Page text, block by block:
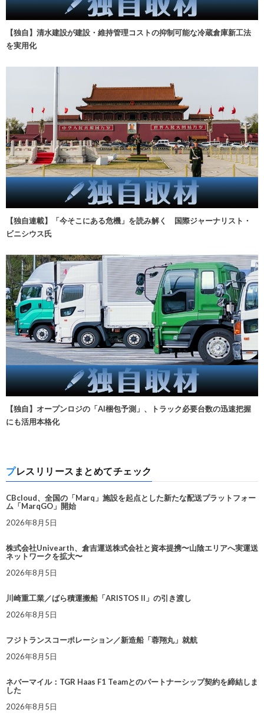
【独自】清水建設が建設・維持管理コストの抑制可能な冷蔵倉庫新工法
を実用化
【独自連載】「今そこにある危機」を読み解く 国際ジャーナリスト・
ビニシウス氏
【独自】オープンロジの「AI梱包予測」、トラック必要台数の迅速把握
にも活用本格化
プレスリリースまとめてチェック
CBcloud、全国の「Marq」施設を起点とした新たな配送プラットフォー
ム「MarqGO」開始
2026年8月5日
株式会社Univearth、倉吉運送株式会社と資本提携〜山陰エリアへ実運送
ネットワークを拡大〜
2026年8月5日
川崎重工業／ばら積運搬船「ARISTOS II」の引き渡し
2026年8月5日
フジトランスコーポレーション／新造船「蓉翔丸」就航
2026年8月5日
ネバーマイル：TGR Haas F1 Teamとのパートナーシップ契約を締結しま
した
2026年8月5日